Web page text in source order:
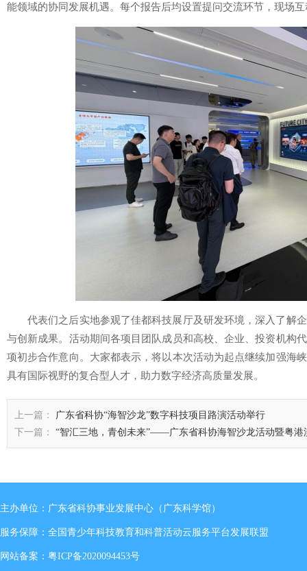
能领域的协同发展机遇。每个报告后均设置提问交流环节，现场
代表们之后实地参观了佳都科技展厅及研发环境，深入了解
与创新成果。活动期间各项目团队成员和高校、企业、投资机构
项初步合作意向。大家都表示，将以本次活动为起点继续加强海
具有国际视野的复合型人才，助力数字经济高质量发展。
上一篇：
广东省科协“海智沙龙”数字科技项目路演活动举行
下一篇：
“智汇三地，青创未来”——广东省科协海智沙龙活动暨粤港
主办单位：广东省科协事业发展中心（广东科学馆）
服务保障：全国青少年科技教育和科普活动云服务平台发展联盟
网站备案： 粤ICP备2020094453号